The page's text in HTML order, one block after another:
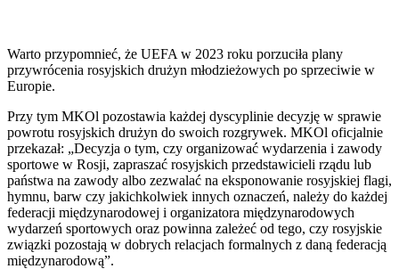
Warto przypomnieć, że UEFA w 2023 roku porzuciła plany
przywrócenia rosyjskich drużyn młodzieżowych po sprzeciwie w
Europie.
Przy tym MKOl pozostawia każdej dyscyplinie decyzję w sprawie
powrotu rosyjskich drużyn do swoich rozgrywek. MKOl oficjalnie
przekazał: „Decyzja o tym, czy organizować wydarzenia i zawody
sportowe w Rosji, zapraszać rosyjskich przedstawicieli rządu lub
państwa na zawody albo zezwalać na eksponowanie rosyjskiej flagi,
hymnu, barw czy jakichkolwiek innych oznaczeń, należy do każdej
federacji międzynarodowej i organizatora międzynarodowych
wydarzeń sportowych oraz powinna zależeć od tego, czy rosyjskie
związki pozostają w dobrych relacjach formalnych z daną federacją
międzynarodową”.